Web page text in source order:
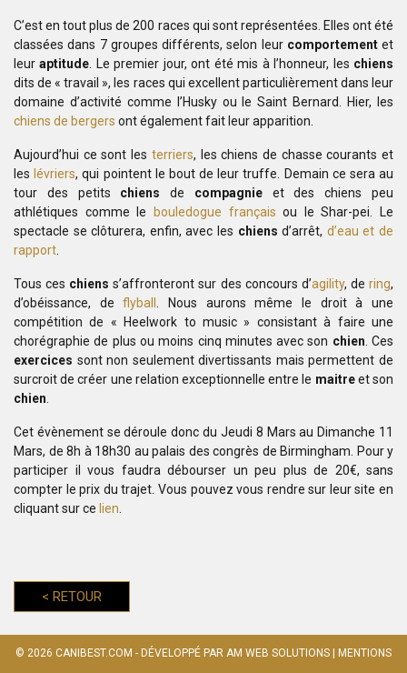
C’est en tout plus de 200 races qui sont représentées. Elles ont été
classées dans 7 groupes différents, selon leur comportement et
leur aptitude . Le premier jour, ont été mis à l’honneur, les chiens
dits de « travail », les races qui excellent particulièrementdans leur
domaine d’activité comme l’Husky ou le Saint Bernard. Hier, les
chiens de bergers ont également fait leur apparition.
Aujourd’hui ce sont les terriers, les chiens de chasse courants et
les lévriers, qui pointent le bout de leur truffe. Demain ce sera au
tour des petits chiensde compagnie et des chiens peu
athlétiques comme le
bouledogue français ou le Shar-pei. Le
spectacle se clôturera, enfin, avec les chiensd’arrêt, d’eau et de
rapport
Tous ces chienss’affronteront sur des concours d’agility, dering,
d’obéissance, deflyball
. Nous aurons même le droit à une
compétition de « Heelwork to music » consistant à faire une
chorégraphie de plus ou moins cinq minutes avec son chien . Ces
exercices sont non seulement divertissants mais permettent de
surcroit de créer une relation exceptionnelle entre le maitreetson
chien
Cet évènement se déroule donc du Jeudi 8 Mars au Dimanche 11
Mars, de 8h à 18h30 au palais des congrès de Birmingham. Pour y
participer il
vous faudra débourser un peu plus de 20€, sans
compter le prix du trajet. Vous pouvez vous rendre sur leur site en
cliquant sur ce lien
< RETOUR
© 2026 CANIBEST.COM - DÉVELOPPÉ PAR AM WEB SOLUTIONS MENTIONS